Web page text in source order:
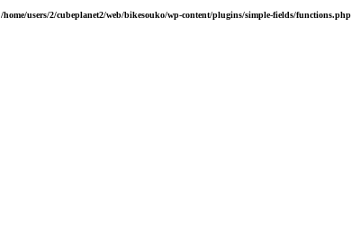
/home/users/2/cubeplanet2/web/bikesouko/wp-content/plugins/simple-fields/functions.php